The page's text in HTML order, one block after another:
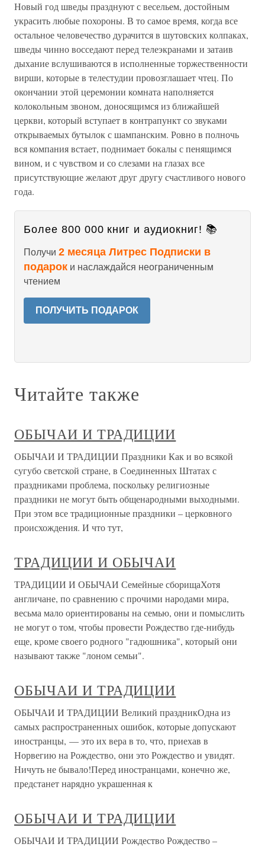
Новый год шведы празднуют с весельем, достойным
украсить любые похороны. В то самое время, когда все
остальное человечество дурачится в шутовских колпаках,
шведы чинно восседают перед телеэкранами и затаив
дыхание вслушиваются в исполненные торжественности
вирши, которые в телестудии провозглашает чтец. По
окончании этой церемонии комната наполняется
колокольным звоном, доносящимся из ближайшей
церкви, который вступает в контрапункт со звуками
открываемых бутылок с шампанским. Ровно в полночь
вся компания встает, поднимает бокалы с пенящимся
вином, и с чувством и со слезами на глазах все
присутствующие желают друг другу счастливого нового
года.
Более 800 000 книг и аудиокниг! 📚
Получи 2 месяца Литрес Подписки в
подарок и наслаждайся неограниченным
чтением
ПОЛУЧИТЬ ПОДАРОК
Читайте также
ОБЫЧАИ И ТРАДИЦИИ
ОБЫЧАИ И ТРАДИЦИИ Праздники Как и во всякой
сугубо светской стране, в Соединенных Штатах с
праздниками проблема, поскольку религиозные
праздники не могут быть общенародными выходными.
При этом все традиционные праздники – церковного
происхождения. И что тут,
ТРАДИЦИИ И ОБЫЧАИ
ТРАДИЦИИ И ОБЫЧАИ Семейные сборищаХотя
англичане, по сравнению с прочими народами мира,
весьма мало ориентированы на семью, они и помыслить
не могут о том, чтобы провести Рождество где-нибудь
еще, кроме своего родного "гадюшника", который они
называют также "лоном семьи".
ОБЫЧАИ И ТРАДИЦИИ
ОБЫЧАИ И ТРАДИЦИИ Великий праздникОдна из
самых распространенных ошибок, которые допускают
иностранцы, — это их вера в то, что, приехав в
Норвегию на Рождество, они это Рождество и увидят.
Ничуть не бывало!Перед иностранцами, конечно же,
предстанет нарядно украшенная к
ОБЫЧАИ И ТРАДИЦИИ
ОБЫЧАИ И ТРАДИЦИИ Рождество Рождество –